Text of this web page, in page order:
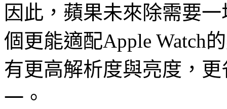
因此，蘋果未來除需要
個更能適配Apple Watch
有更高解析度與亮度，
一。